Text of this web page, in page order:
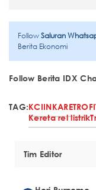
FollowSaluran
Berita Ekonomi
Follow Berita IDX
TAG:KCIINKA
Kereta rel listrik
Tim Editor